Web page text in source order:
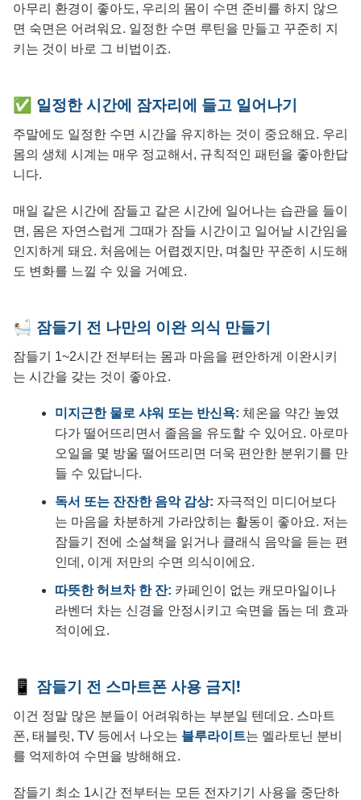
아무리 환경이 좋아도, 우리의 몸이 수면 준비를 하지 않으
면 숙면은 어려워요. 일정한 수면 루틴을 만들고 꾸준히 지
키는 것이 바로 그 비법이죠.
✅ 일정한 시간에 잠자리에 들고 일어나기
주말에도 일정한 수면 시간을 유지하는 것이 중요해요. 우리
몸의 생체 시계는 매우 정교해서, 규칙적인 패턴을 좋아한답
니다.
매일 같은 시간에 잠들고 같은 시간에 일어나는 습관을 들이
면, 몸은 자연스럽게 그때가 잠들 시간이고 일어날 시간임을
인지하게 돼요. 처음에는 어렵겠지만, 며칠만 꾸준히 시도해
도 변화를 느낄 수 있을 거예요.
🛀 잠들기 전 나만의 이완 의식 만들기
잠들기 1~2시간 전부터는 몸과 마음을 편안하게 이완시키
는 시간을 갖는 것이 좋아요.
미지근한 물로 샤워 또는 반신욕: 체온을 약간 높였
다가 떨어뜨리면서 졸음을 유도할 수 있어요. 아로마
오일을 몇 방울 떨어뜨리면 더욱 편안한 분위기를 만
들 수 있답니다.
독서 또는 잔잔한 음악 감상: 자극적인 미디어보다
는 마음을 차분하게 가라앉히는 활동이 좋아요. 저는
잠들기 전에 소설책을 읽거나 클래식 음악을 듣는 편
인데, 이게 저만의 수면 의식이에요.
따뜻한 허브차 한 잔: 카페인이 없는 캐모마일이나
라벤더 차는 신경을 안정시키고 숙면을 돕는 데 효과
적이에요.
📱 잠들기 전 스마트폰 사용 금지!
이건 정말 많은 분들이 어려워하는 부분일 텐데요. 스마트
폰, 태블릿, TV 등에서 나오는 블루라이트는 멜라토닌 분비
를 억제하여 수면을 방해해요.
잠들기 최소 1시간 전부터는 모든 전자기기 사용을 중단하